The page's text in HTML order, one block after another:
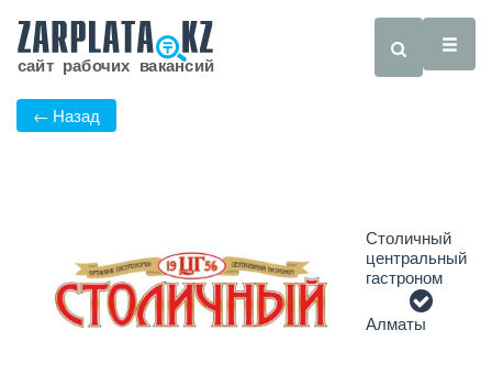
← Назад
Столичный
центральный
гастроном
Алматы